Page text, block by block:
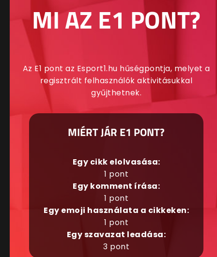
MI AZ E1 PONT?
Az E1 pont az Esport1.hu hűségpontja, melyet a
regisztrált felhasználók aktivitásukkal
gyűjthetnek.
MIÉRT JÁR E1 PONT?
Egy cikk elolvasása:
1 pont
Egy komment írása:
1 pont
Egy emoji használata a cikkeken:
1 pont
Egy szavazat leadása:
3 pont